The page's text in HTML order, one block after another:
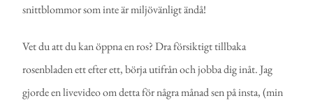
snittblommor som inte är miljövänligt ändå!
Vet du att du kan öppna en ros? Dra försiktigt tillbaka
rosenbladen ett efter ett, börja utifrån och jobba dig inåt. Jag
gjorde en livevideo om detta för några månad sen på insta, (min